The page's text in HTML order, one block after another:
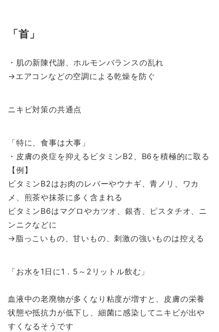
首
・肌の新陳代謝、ホルモンバランスの乱れ
→エアコンなどの空調による乾燥を防ぐ
ニキビ対策の共通点
特に、食事は大事
・皮膚の炎症を抑えるビタミンB2、B6を積極的に取る
【例】
ビタミンB2はお肉のレバーやウナギ、青ノリ、ワカ
メ、煎茶や抹茶に多く含まれる
ビタミンB6はマグロやカツオ、銀杏、ピスタチオ、ニ
ンニクなどに
→脂っこいもの、甘いもの、刺激の強いものは控える
お水を1日に1．5～2リットル飲む
血液中の老廃物が多くなり粘度が増すと、皮膚の栄養
状態や抵抗力が低下し、細菌に感染してニキビが出や
すくなるそうです